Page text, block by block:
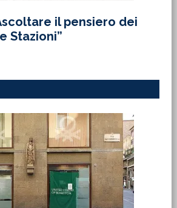
il pensiero dei
Stazioni”